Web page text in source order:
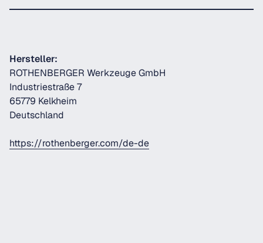
Hersteller:
ROTHENBERGER Werkzeuge GmbH
Industriestraße 7
65779 Kelkheim
Deutschland
https://rothenberger.com/de-de